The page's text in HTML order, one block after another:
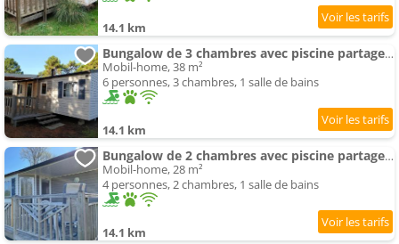
14.1 km
Bungalow de 3 chambres avec piscine partagee jardin amenage et wifi a Argences en Aubrac
Mobil-home, 38 m²
6 personnes, 3 chambres, 1 salle de bains
14.1 km
Bungalow de 2 chambres avec piscine partagee jardin amenage et wifi a Argences en Aubrac
Mobil-home, 28 m²
4 personnes, 2 chambres, 1 salle de bains
14.1 km